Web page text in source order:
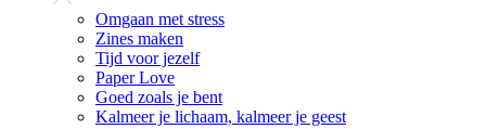
Omgaan met stress
Zines maken
Tijd voor jezelf
Paper Love
Goed zoals je bent
Kalmeer je lichaam, kalmeer je geest